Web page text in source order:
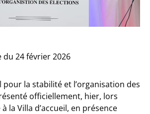
du 24 février 2026
pour la stabilité et l’organisation des
officiellement, hier, lors
la Villa d’accueil, en présence